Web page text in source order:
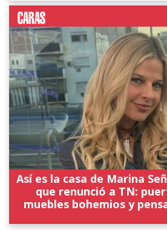
Así es la casa de Marina
que renunció a TN:
muebles bohemios y